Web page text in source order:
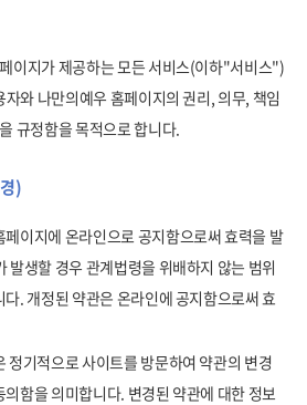
이지가 제공하는 모든 서비스(이하"서비스")
와 나만의예우 홈페이지의 권리, 의무, 책임
규정함을 목적으로 합니다.
)
페이지에 온라인으로 공지함으로써 효력을 발
발생할 경우 관계법령을 위배하지 않는 범위
. 개정된 약관은 온라인에 공지함으로써 효
정기적으로 사이트를 방문하여 약관의 변경
함을 의미합니다. 변경된 약관에 대한 정보